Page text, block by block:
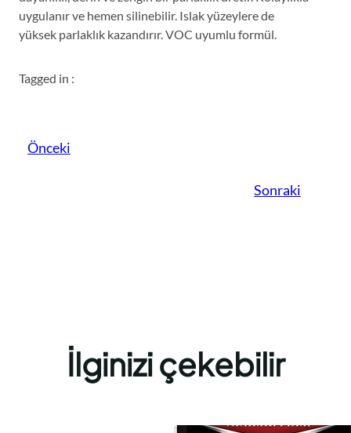
uygulanır ve hemen silinebilir. Islak yüzeylere de
yüksek parlaklık kazandırır. VOC uyumlu formül.
Tagged in :
Önceki
Sonraki
İlginizi çekebilir